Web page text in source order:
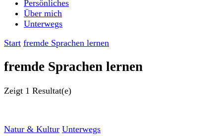
Persönliches
Über mich
Unterwegs
Start fremde Sprachen lernen
fremde Sprachen lernen
Zeigt 1 Resultat(e)
Natur & Kultur Unterwegs